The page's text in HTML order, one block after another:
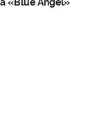
«Blue Angel»